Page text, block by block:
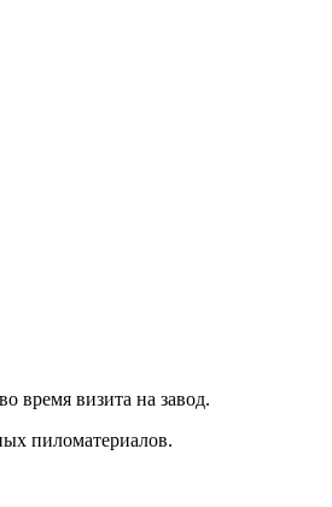
время визита на завод.
пиломатериалов.